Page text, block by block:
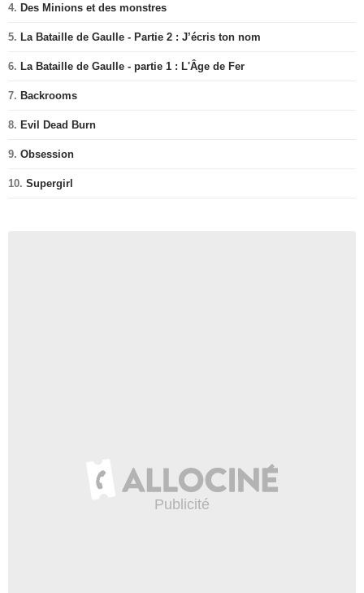
4. Des Minions et des monstres
5. La Bataille de Gaulle - Partie 2 : J’écris ton nom
6. La Bataille de Gaulle - partie 1 : L'Âge de Fer
7. Backrooms
8. Evil Dead Burn
9. Obsession
10. Supergirl